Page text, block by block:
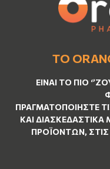
ΤΟ
ΕΊΝΑΙ ΤO ΠΙΟ ‘’
ΠΡΑΓΜΑΤΟΠΟΙΉΣΤΕ
ΚΑΙ ΔΙΑΣΚΕΔΑΣΤΙΚΆ
ΠΡΟΪΌΝΤΩΝ, ΣΤΙΣ